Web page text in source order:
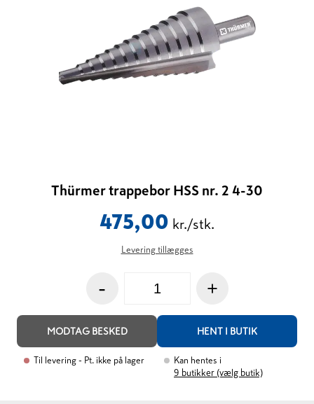
Thürmer trappebor HSS nr. 2 4-30
475,00 kr./stk.
Levering tillægges
- +
MODTAG BESKED HENT I BUTIK
Til levering - Pt. ikke på lager
Kan hentes i
9 butikker (vælg butik)